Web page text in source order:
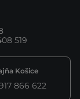
519
Košice
866 622